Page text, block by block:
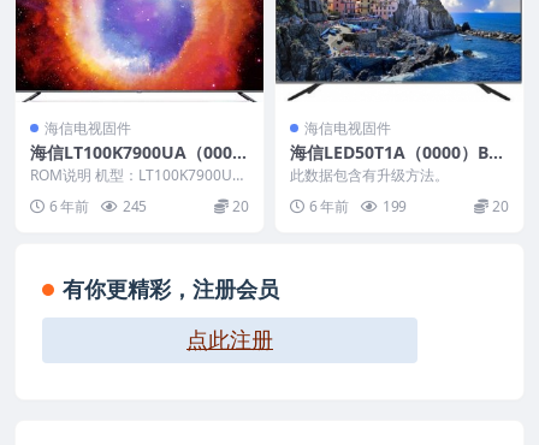
海信电视固件
海信LT100K7900UA（000
0）BOM1_C010_20180110
官方原厂USB刷机电视固件包
ROM说明 机型：LT100K7900UA
固件版本：（0000） BOM：1 ...
6 年前 245 20
海信电视固件
海信LED50T1A（0000）BO
M1原装救砖刷机电视固件包
此数据包含有升级方法。
6 年前
199 20
有你更精彩，注册会员
点此注册